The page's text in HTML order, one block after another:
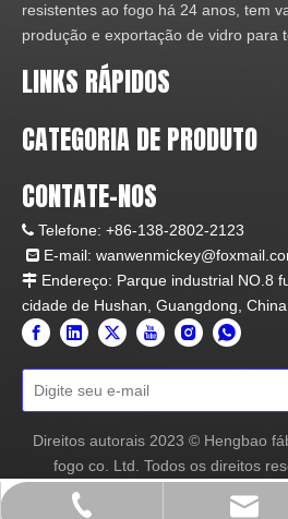
resistentes ao fogo há 24 anos, tem
produção e exportação de vidro para
+86- 138-2802-
+86- 138-2802-
LINKS RÁPIDOS
CATEGORIA DE PRODUTO
CONTATE-NOS
 Telefone: +86-138-2802-2123
 E-mail:
 Endereço: Parque industrial NO.8
cidade de Hushan, Guangdong, China
Direitos autorais 2023 © Hengbao
fogo co. Ltd. Todos os direitos